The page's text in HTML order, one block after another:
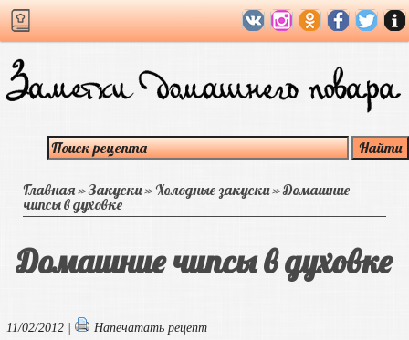
Главная»Закуски»Холодные закуски»Домашние
чипсы в духовке
Домашние чипсы в духовке
11/02/2012 | Напечатать рецепт